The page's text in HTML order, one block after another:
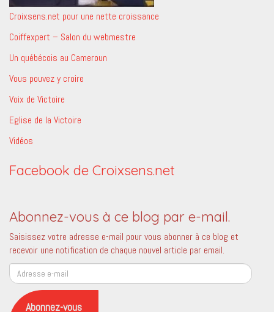
Croixsens.net pour une nette croissance
Coiffexpert – Salon du webmestre
Un québécois au Cameroun
Vous pouvez y croire
Voix de Victoire
Eglise de la Victoire
Vidéos
Facebook de Croixsens.net
Abonnez-vous à ce blog par e-mail.
Saisissez votre adresse e-mail pour vous abonner à ce blog et
recevoir une notification de chaque nouvel article par email.
Adresse
e-
mail
Abonnez-vous